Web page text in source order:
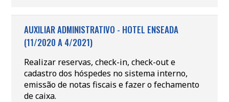
AUXILIAR ADMINISTRATIVO - HOTEL ENSEADA
(11/2020 A 4/2021)
Realizar reservas, check-in, check-out e
cadastro dos hóspedes no sistema interno,
emissão de notas fiscais e fazer o fechamento
de caixa.